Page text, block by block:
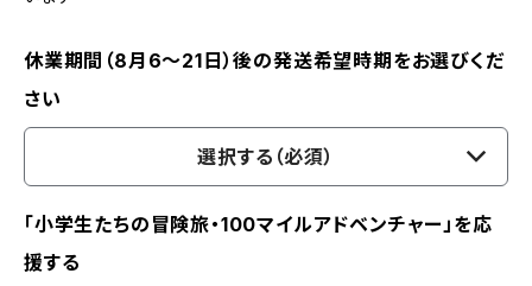
休業期間（8月6〜21日）後の発送希望時期をお選びくだ
さい
選択する（必須）
「小学生たちの冒険旅・100マイルアドベンチャー」を応
援する